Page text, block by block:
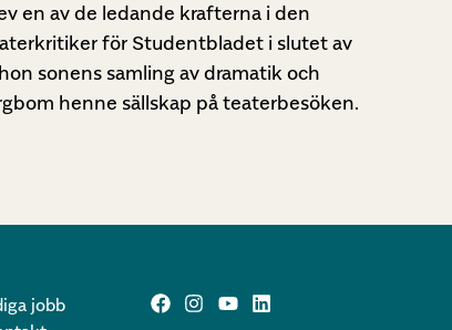
en av de ledande krafterna i den
för Studentbladet i slutet av
sonens samling av dramatik och
henne sällskap på teaterbesöken.
jobb